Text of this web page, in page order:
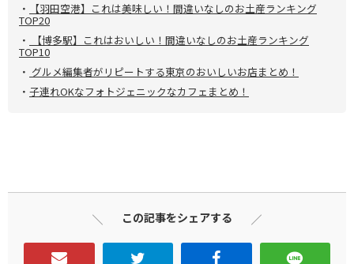
・
【羽田空港】これは美味しい！間違いなしのお土産ランキング
TOP20
・
【博多駅】これはおいしい！間違いなしのお土産ランキング
TOP10
・ グルメ編集者がリピートする東京のおいしいお店まとめ！
・ 子連れOKなフォトジェニックなカフェまとめ！
この記事をシェアする